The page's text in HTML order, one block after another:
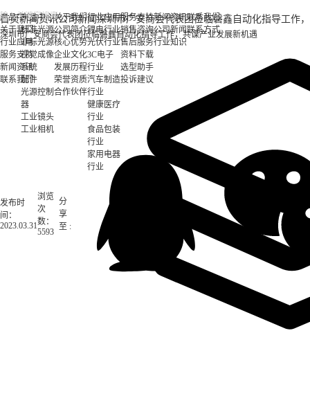
产品中心
标准光源
非标光源
视觉成像
系统
配件
光源控制
器
工业镜头
工业相机
关于我们
公司简介
核心优势
企业文化
发展历程
荣誉资质
合作伙伴
行业应用
锂电行业
光伏行业
3C电子
行业
汽车制造
行业
健康医疗
行业
食品包装
行业
家用电器
行业
服务支持
销售咨询
售后服务
资料下载
选型助手
投诉建议
新闻资讯
公司新闻
行业知识
联系我们
联系方式
产品中心
关于我们
行业应用
服务支持
新闻资讯
联系我们
首页新闻资讯公司新闻深圳市广安商会代表团莅临磐鑫自动化指导工作
深圳市广安商会代表团莅临磐鑫自动化指导工作，共谋产业发展新机遇
发布时
间：
2023.03.31
浏览
次
数：
5593
分
享
至 :